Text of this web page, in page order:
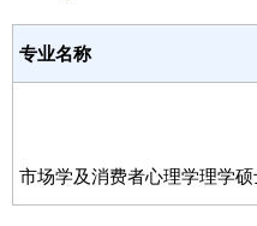
专业名称
市场学及消费者心理学理学硕